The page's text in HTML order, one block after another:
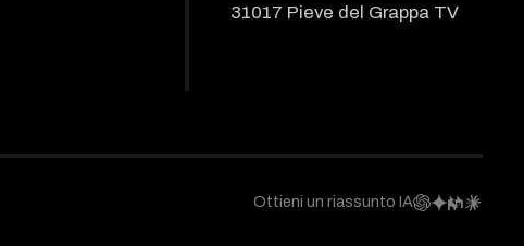
31017 Pieve del Grappa TV
Ottieni un riassunto IA